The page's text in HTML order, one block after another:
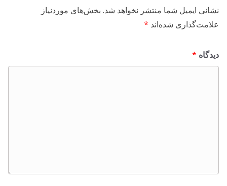
نشانی ایمیل شما منتشر نخواهد شد. بخش‌های موردنیاز
علامت‌گذاری شده‌اند *
دیدگاه *